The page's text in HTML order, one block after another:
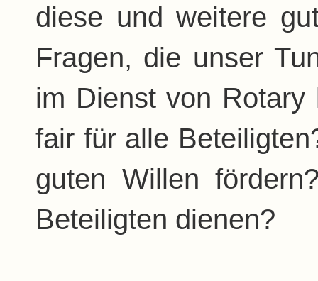
diese und weitere
Fragen, die unser
im Dienst von
fair für alle
guten Willen
Beteiligten dienen?